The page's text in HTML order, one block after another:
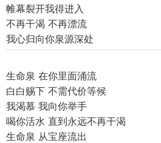
帷幕裂开我得进入
不再干渴 不再漂流
我心归向你泉源深处
生命泉 在你里面涌流
白白赐下 不需代价等候
我渴慕 我向你举手
喝你活水 直到永远不再干渴
生命泉 从宝座流出